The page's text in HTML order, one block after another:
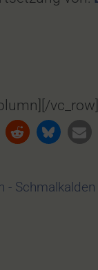
vc_row]
- Schmalkalden